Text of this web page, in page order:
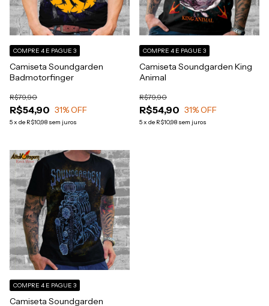
Camiseta Soundgarden
Badmotorfinger
R$54,90
R$79,90
31% OFF
5x de R$10,98 sem juros
COMPRE 4 E PAGUE 3
Camiseta Soundgarden King
Animal
R$54,90
R$79,90
31% OFF
5x de R$10,98 sem juros
COMPRE 4 E PAGUE 3
Camiseta Soundgarden
COMPRE 4 E PAGUE 3